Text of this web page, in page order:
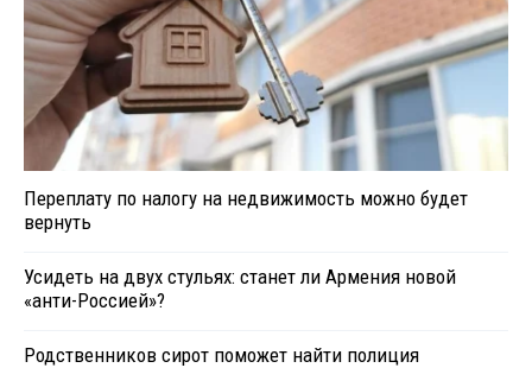
Переплату по налогу на недвижимость можно будет
вернуть
Усидеть на двух стульях: станет ли Армения новой
«анти-Россией»?
Родственников сирот поможет найти полиция